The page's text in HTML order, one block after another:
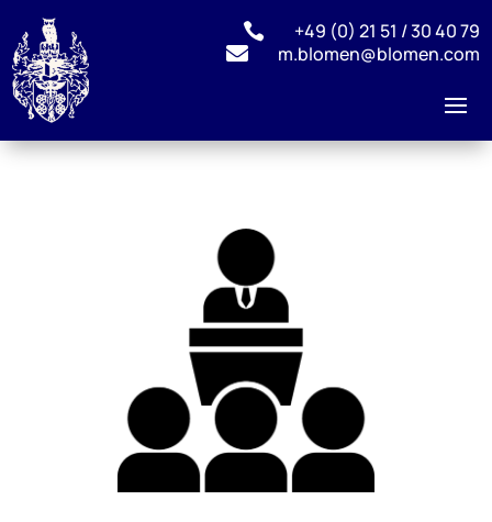
 +49 (0) 21 51 / 30 40 79
 m.blomen@blomen.com